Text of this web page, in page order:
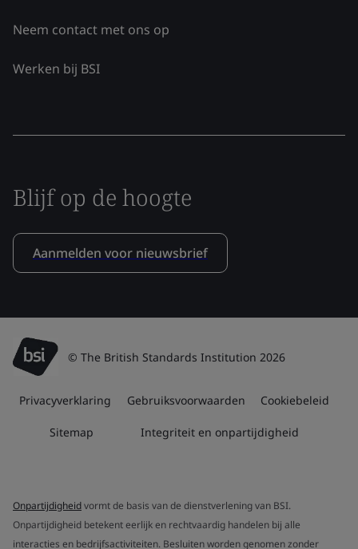
Neem contact met ons op
Werken bij BSI
Blijf op de hoogte
Aanmelden voor nieuwsbrief
© The British Standards Institution 2026
Privacyverklaring Gebruiksvoorwaarden Cookiebeleid
Sitemap Integriteit en onpartijdigheid
Onpartijdigheidvormt de basis van de dienstverlening van BSI.
Onpartijdigheid betekent eerlijk en rechtvaardig handelen bij alle
interacties en bedrijfsactiviteiten. Besluiten worden genomen zonder